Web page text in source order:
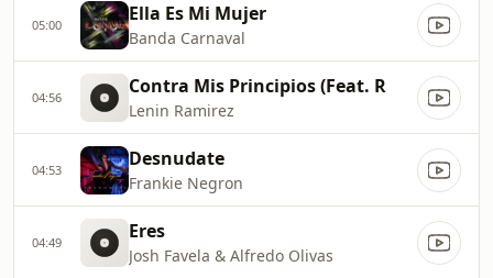
05:00 Ella Es Mi Mujer
Banda Carnaval
04:56 Contra Mis Principios (Feat. R
Lenin Ramirez
04:53 Desnudate
Frankie Negron
04:49 Eres
Josh Favela & Alfredo Olivas